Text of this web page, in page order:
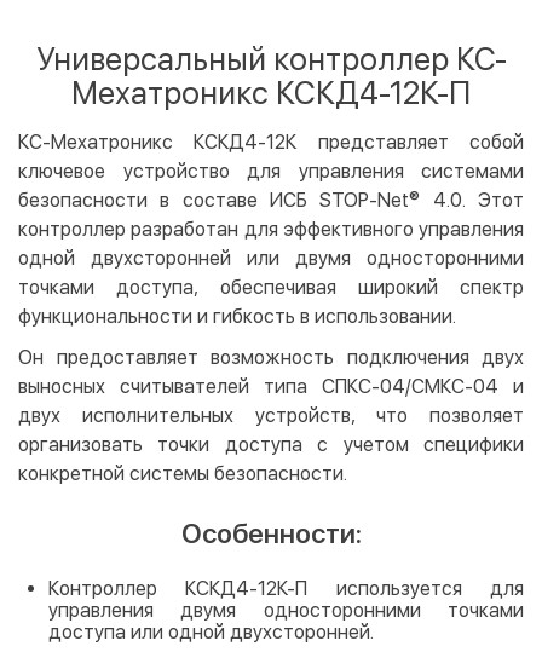
LiqPay
Apple Pay
Google Pay
Безналичный расчет
Оплата на карту юр.лица
Оплата на счет юр.лица
Бесплатно
Оплата частями (Приватбанк)
Универсальный контроллер КС-
Мехатроникс КСКД4-12К-П
КС-Мехатроникс КСКД4-12К представляет собой
ключевое устройство для управления системами
безопасности в составе ИСБ STOP-Net® 4.0. Этот
контроллер разработан для эффективного управления
одной двухсторонней или двумя односторонними
точками доступа, обеспечивая широкий спектр
функциональности и гибкость в использовании.
Он предоставляет возможность подключения двух
выносных считывателей типа СПКС-04/СМКС-04 и
двух исполнительных устройств, что позволяет
организовать точки доступа с учетом специфики
конкретной системы безопасности.
Особенности:
Контроллер КСКД4-12К-П используется для
управления двумя односторонними точками
доступа или одной двухсторонней.